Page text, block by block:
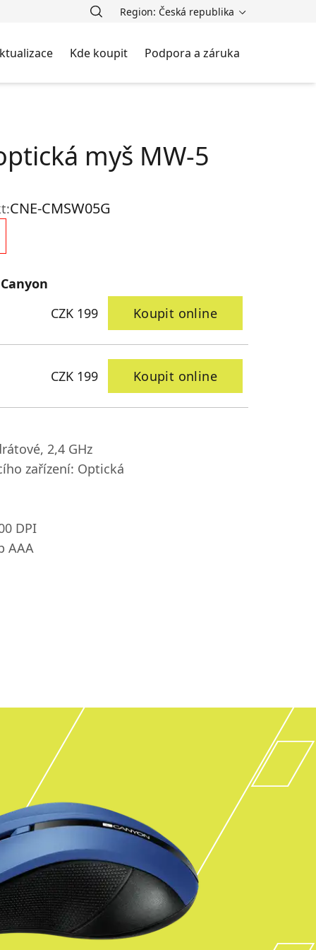
Region: Česká republika
Kde koupit Podpora a záruka
myš MW-5
CNE-CMSW05G
2,4 GHz
zařízení: Optická
DPI
AAA
CZK 199
Koupit online
CZK 199 Koupit online